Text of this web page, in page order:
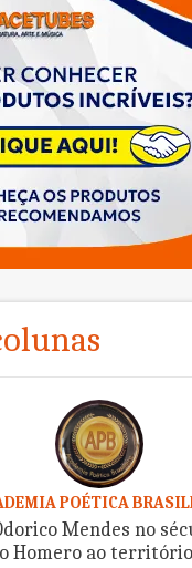
POÉTICA
Mendes no
Homero ao